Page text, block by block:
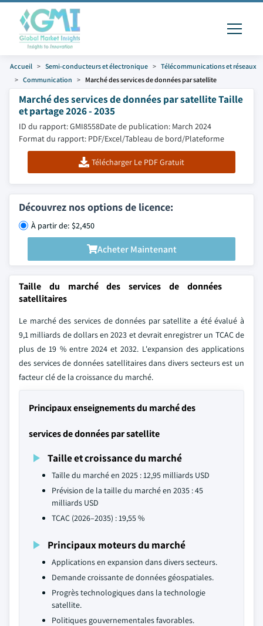
Accueil Semi-conducteurs et électronique
Télécommunications et réseaux
Communication
Marché des services de données par satellite
Marché des services de données par satellite Taille
et partage 2026 - 2035
ID du rapport: GMI8558Date de publication: March 2024
Format du rapport: PDF/Excel/Tableau de bord/Plateforme
Télécharger Le PDF Gratuit
Découvrez nos options de licence:
À partir de: $2,450
Acheter Maintenant
Taille du marché des services de données
satellitaires
Le marché des services de données par satellite a été évalué à
9,1 milliards de dollars en 2023 et devrait enregistrer un TCAC de
plus de 19 % entre 2024 et 2032. L'expansion des applications
des services de données satellitaires dans divers secteurs est un
facteur clé de la croissance du marché.
Principaux enseignements du marché des
services de données par satellite
Taille et croissance du marché
Taille du marché en 2025 : 12,95 milliards USD
Prévision de la taille du marché en 2035 : 45
milliards USD
TCAC (2026–2035) : 19,55 %
Principaux moteurs du marché
Applications en expansion dans divers secteurs.
Demande croissante de données géospatiales.
Progrès technologiques dans la technologie
satellite.
Politiques gouvernementales favorables.